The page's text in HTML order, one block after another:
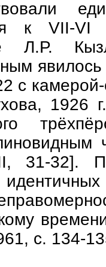
к VII-
Л.Р.
явилось
с
1926
31-32].
с. 134-